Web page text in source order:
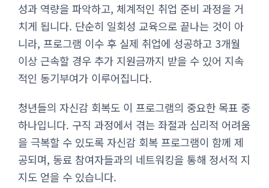
성과 역량을 파악하고, 체계적인 취업 준비 과정을 거
치게 됩니다. 단순히 일회성 교육으로 끝나는 것이 아
니라, 프로그램 이수 후 실제 취업에 성공하고 3개월
이상 근속할 경우 추가 지원금까지 받을 수 있어 지속
적인 동기부여가 이루어집니다.
청년들의 자신감 회복도 이 프로그램의 중요한 목표 중
하나입니다. 구직 과정에서 겪는 좌절과 심리적 어려움
을 극복할 수 있도록 자신감 회복 프로그램이 함께 제
공되며, 동료 참여자들과의 네트워킹을 통해 정서적 지
지도 얻을 수 있습니다.